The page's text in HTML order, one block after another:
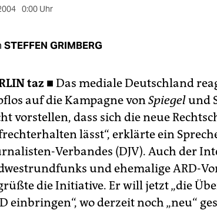
0:00 Uhr
STEFFEN GRIMBERG
taz ■ Das mediale Deutschland
auf die Kampagne vonSpiegelund
vorstellen, dass sich die neue
lässt“, erklärte ein
Verbandes (DJV). Auch der
und ehemalige ARD-
die Initiative. Er will jetzt „die
einbringen“, wo derzeit noch „neu“